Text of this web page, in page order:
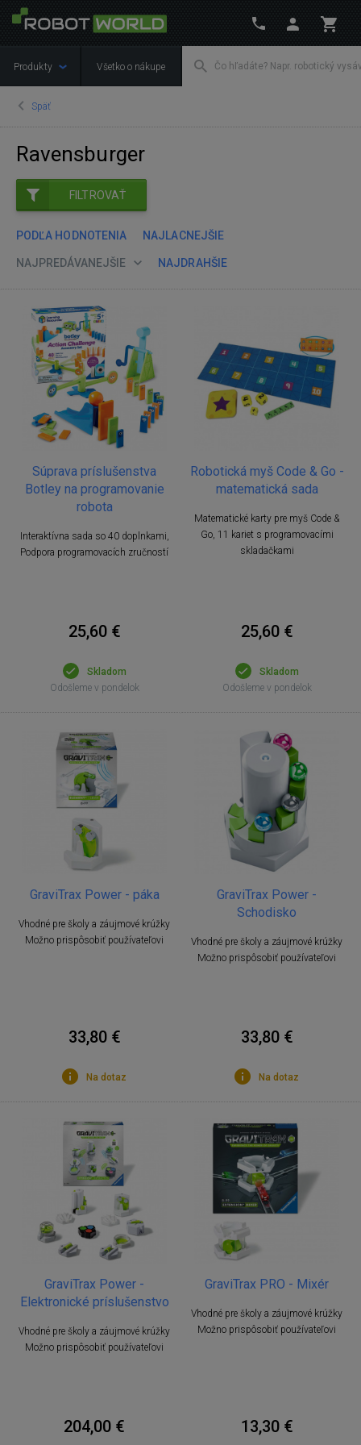
Produkty Všetko o nákupe
Späť
Ravensburger
FILTROVAŤ
PODĽA HODNOTENIA NAJLACNEJŠIE
NAJPREDÁVANEJŠIE NAJDRAHŠIE
Súprava príslušenstva
Botley na programovanie
robota
Interaktívna sada so 40 doplnkami,
Podpora programovacích zručností
25,60 €
Skladom
Odošleme v pondelok
Robotická myš Code & Go -
matematická sada
Matematické karty pre myš Code &
Go, 11 kariet s programovacími
skladačkami
25,60 €
Skladom
Odošleme v pondelok
GraviTrax Power - páka
Vhodné pre školy a záujmové krúžky
Možno prispôsobiť používateľovi
33,80 €
Na dotaz
GraviTrax Power -
Schodisko
Vhodné pre školy a záujmové krúžky
Možno prispôsobiť používateľovi
33,80 €
Na dotaz
GraviTrax Power -
Elektronické príslušenstvo
Vhodné pre školy a záujmové krúžky
Možno prispôsobiť používateľovi
204,00 €
GraviTrax PRO - Mixér
Vhodné pre školy a záujmové krúžky
Možno prispôsobiť používateľovi
13,30 €